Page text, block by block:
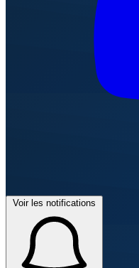
Voir les notifications